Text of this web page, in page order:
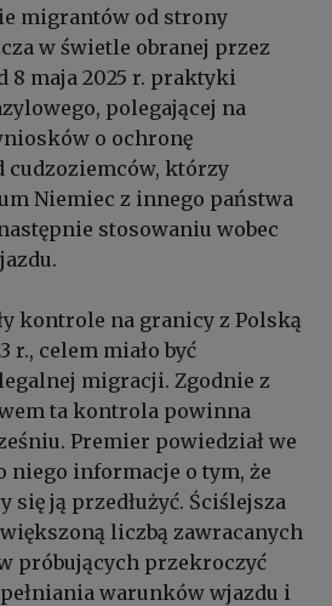
migrantów od strony
w świetle obranej przez
8 maja 2025 r. praktyki
polegającej na
o ochronę
cudzoziemców, którzy
Niemiec z innego państwa
stosowaniu wobec
kontrole na granicy z Polską
r., celem miało być
migracji. Zgodnie z
ta kontrola powinna
Premier powiedział we
niego informacje o tym, że
się ją przedłużyć. Ściślejsza
liczbą zawracanych
próbujących przekroczyć
warunków wjazdu i